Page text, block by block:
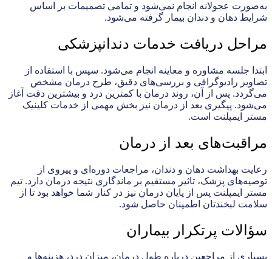
به‌صورت عجولانه انجام نمی‌شود و تمامی تصمیمات بر اساس
شرایط دهان و دندان بیمار گرفته می‌شود.
مراحل دریافت خدمات دندانپزشکی
ابتدا جلسه مشاوره و معاینه انجام می‌شود. سپس با استفاده از
تصاویر رادیوگرافی و بررسی‌های دقیق، طرح درمان مشخص
می‌گردد. پس از آن، روند درمان با کمترین درد و بیشترین دقت آغاز
می‌شود. پیگیری بعد از درمان نیز بخش مهمی از خدمات کلینیک
مستر ایمپلنت است.
مراقبت‌های بعد از درمان
رعایت بهداشت دهان و دندان، مراجعات دوره‌ای و پیروی از
توصیه‌های پزشک، تاثیر مستقیم بر ماندگاری نتیجه درمان دارد. تیم
مستر ایمپلنت پس از پایان درمان نیز در کنار شما خواهد بود تا از
سلامت لبخندتان اطمینان حاصل شود.
سؤالات پرتکرار بیماران
بسیاری از مراجعین درباره طول درمان، میزان درد، هزینه‌ها و